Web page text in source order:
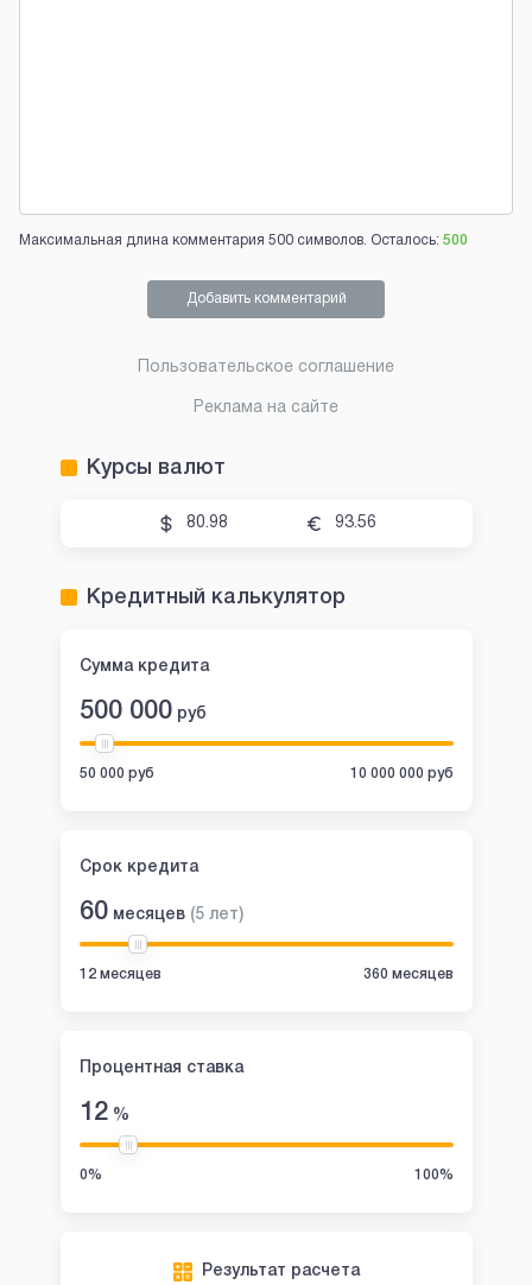
Максимальная длина комментария 500 символов. Осталось: 500
Добавить комментарий
Пользовательское соглашение
Реклама на сайте
Курсы валют
80.98 93.56
Кредитный калькулятор
Сумма кредита
500 000 руб
50 000 руб 10 000 000 руб
Срок кредита
60 месяцев (5 лет)
12 месяцев 360 месяцев
Процентная ставка
12%
0% 100%
Результат расчета